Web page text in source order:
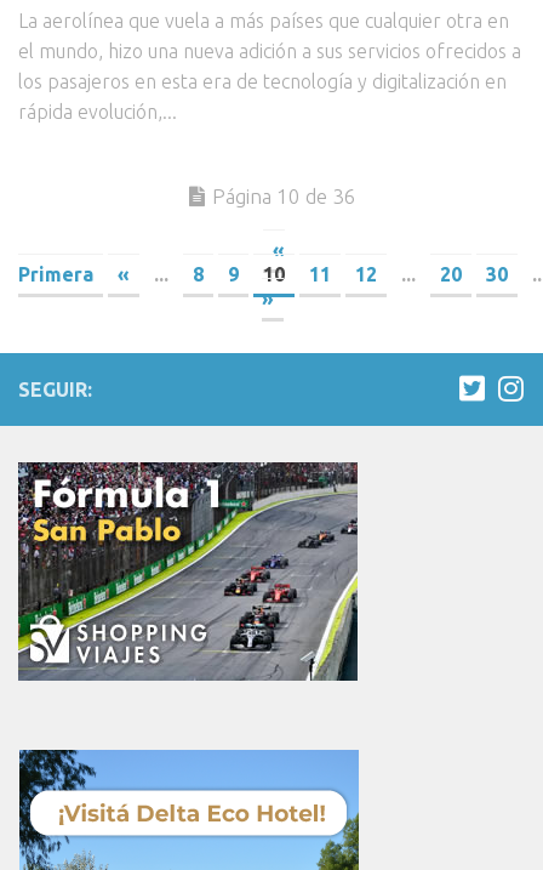
La aerolínea que vuela a más países que cualquier otra en
el mundo, hizo una nueva adición a sus servicios ofrecidos a
los pasajeros en esta era de tecnología y digitalización en
rápida evolución,...
Página 10 de 36
«
Primera
« ... 8 9 10 11 12 ... 20 30
»
SEGUIR: